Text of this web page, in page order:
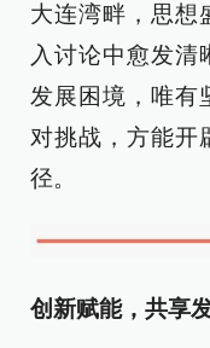
大连湾畔，思想
入讨论中愈发清
发展困境，唯有
对挑战，方能开
径。
创新赋能，共享